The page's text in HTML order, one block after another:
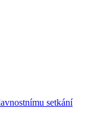
setkání